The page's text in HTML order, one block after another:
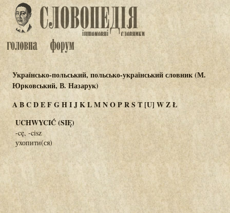
Українсько-польський, польсько-український словник (М.
Юрковський, В. Назарук)
ABCDEFGHIJKLMNOPRST [U] WZŁ
UCHWYCIĆ (SIĘ)
-cę, -cisz
ухопити(ся)